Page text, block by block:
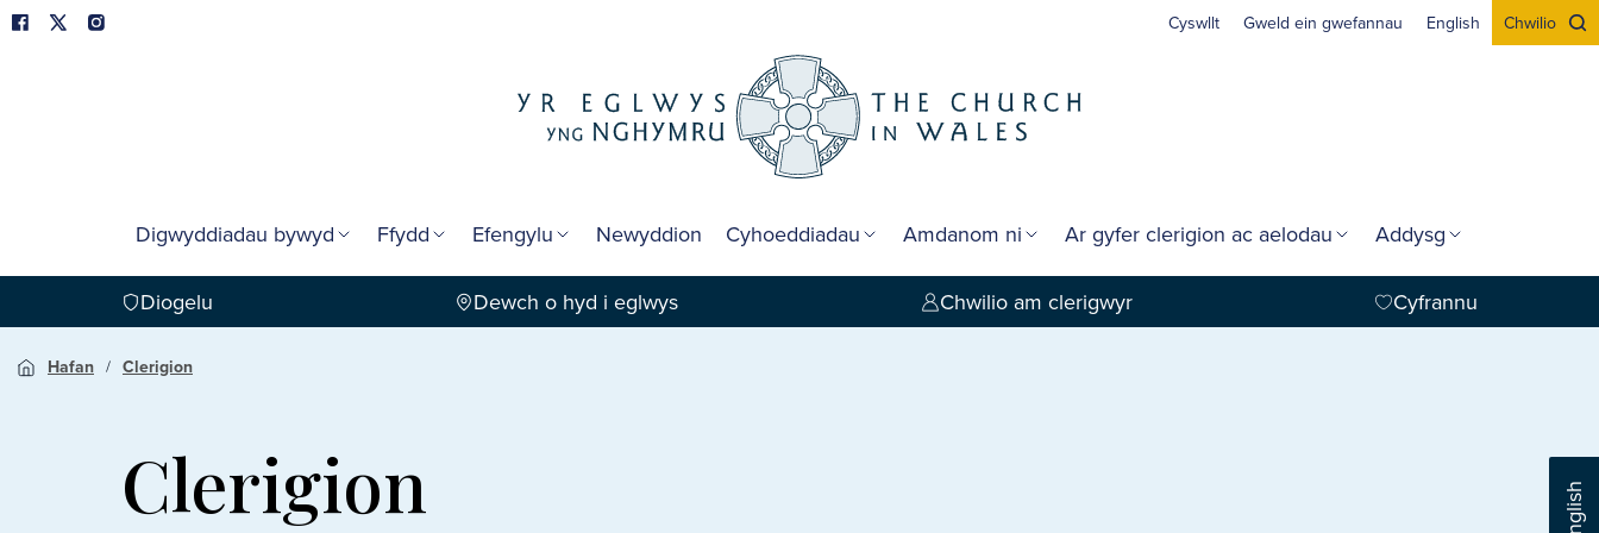
English
Cyswllt Gweld ein gwefannau English Chwilio
Digwyddiadau bywyd Ffydd Efengylu Newyddion Cyhoeddiadau Amdanom ni Ar gyfer clerigion ac aelodau Addysg
Diogelu Dewch o hyd i eglwys Chwilio am clerigwyr Cyfrannu
Hafan Clerigion
Clerigion